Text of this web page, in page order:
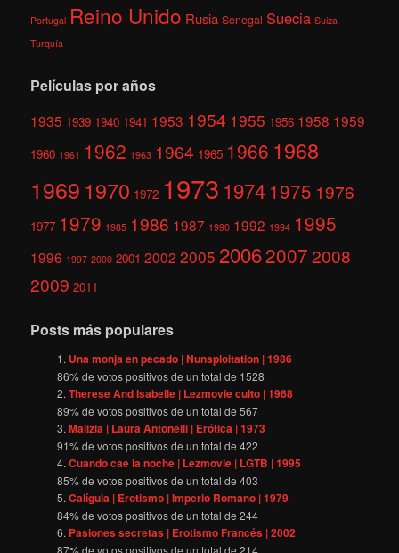
Portugal Reino Unido Rusia Senegal Suecia Suiza
Turquía
Películas por años
1935 1939 1940 1941 1953 1954 1955 1956 1958 1959
1960 1961 1962 1963 1964 1965 1966 1968
1969 1970 1972 1973 1974 1975 1976
1977 1979 1985 1986 1987 1990 1992 1994 1995
1996 1997 2000 2001 2002 2005 200620072008
2009 2011
Posts más populares
Una monja en pecado | Nunsploitation | 1986
86% de votos positivos de un total de 1528
Therese And Isabelle | Lezmovie culto | 1968
89% de votos positivos de un total de567
Malizia | Laura Antonelli | Erótica | 1973
91% de votos positivos de un total de422
Cuando cae la noche | Lezmovie | LGTB | 1995
85% de votos positivos de un total de403
Calígula | Erotismo | Imperio Romano | 1979
84% de votos positivos de un total de244
Pasiones secretas | Erotismo Francés | 2002
87% de votos positivos de un total de214